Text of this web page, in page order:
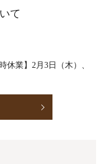
て
休業】2月3日（木）、